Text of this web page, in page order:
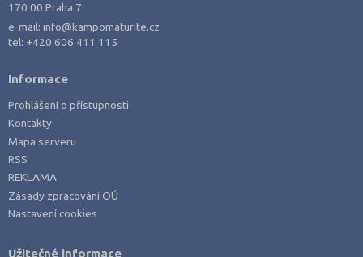
170 00 Praha 7
e-mail:info@kampomaturite.cz
tel: +420 606 411 115
Informace
Prohlášení o přístupnosti
Kontakty
Mapa serveru
RSS
REKLAMA
Zásady zpracování OÚ
Nastavení cookies
Užitečné informace